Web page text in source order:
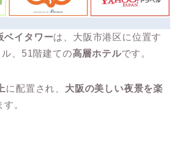
ベイタワーは、大阪市港区に位置す
、51階建ての高層ホテルです。​
に配置され、 大阪の美しい夜景を楽
。